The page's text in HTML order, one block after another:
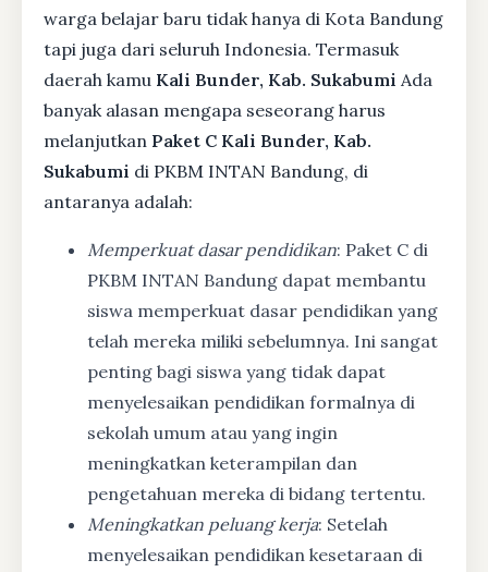
warga belajar baru tidak hanya di Kota Bandung
tapi juga dari seluruh Indonesia. Termasuk
daerah kamu Kali Bunder, Kab. Sukabumi Ada
banyak alasan mengapa seseorang harus
melanjutkan Paket C Kali Bunder, Kab.
Sukabumi di PKBM INTAN Bandung, di
antaranya adalah:
Memperkuat dasar pendidikan: Paket C di
PKBM INTAN Bandung dapat membantu
siswa memperkuat dasar pendidikan yang
telah mereka miliki sebelumnya. Ini sangat
penting bagi siswa yang tidak dapat
menyelesaikan pendidikan formalnya di
sekolah umum atau yang ingin
meningkatkan keterampilan dan
pengetahuan mereka di bidang tertentu.
Meningkatkan peluang kerja: Setelah
menyelesaikan pendidikan kesetaraan di